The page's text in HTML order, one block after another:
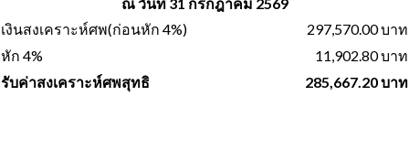
เงินสงเคราะห์ศพ(ก่อนหัก 4%)
297,570.00 บาท
หัก 4%
11,902.80 บาท
รับค่าสงเคราะห์ศพสุทธิ
285,667.20 บาท